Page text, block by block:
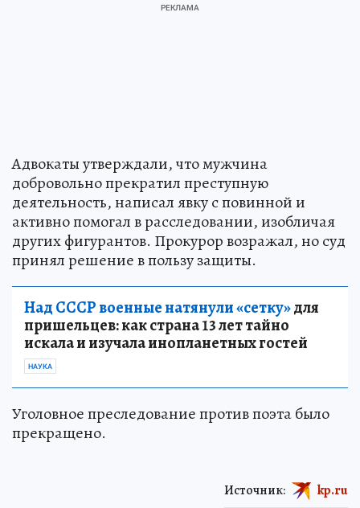
Адвокаты утверждали, что мужчина
добровольно прекратил преступную
деятельность, написал явку с повинной и
активно помогал в расследовании, изобличая
других фигурантов. Прокурор возражал, но суд
принял решение в пользу защиты.
Над СССР военные натянули «сетку»для
пришельцев: как страна 13 лет тайно
искала и изучала инопланетных гостей
НАУКА
Уголовное преследование против поэта было
прекращено.
Источник: kp.ru